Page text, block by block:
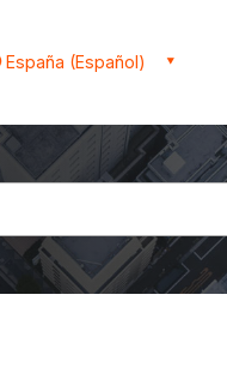
España (Español)